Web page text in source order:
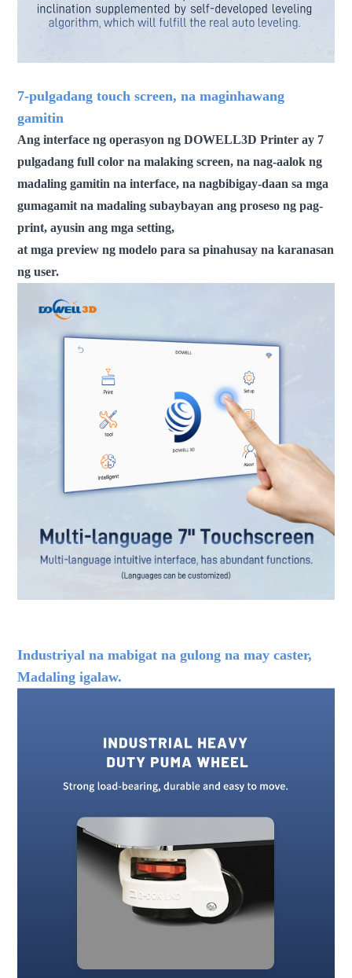
7-pulgadang touch screen, na maginhawang
gamitin
Ang interface ng operasyon ng DOWELL3D Printer ay 7
pulgadang full color na malaking screen, na nag-aalok ng
madaling gamitin na interface, na nagbibigay-daan sa mga
gumagamit na madaling subaybayan ang proseso ng pag-
print, ayusin ang mga setting,
at mga preview ng modelo para sa pinahusay na karanasan
ng user.
Industriyal na mabigat na gulong na may caster,
Madaling igalaw.